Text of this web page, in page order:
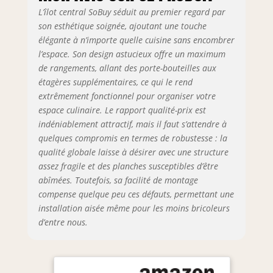
poussière.
L'étagère à
bouteilles peut
être retirée comme
un tiroir, ce qui
rend les bouteilles
beaucoup plus
faciles à atteindre.
Le plan de travail
offre beaucoup
d'espace pour
ranger et préparer
les repas. Ceci est
facile à nettoyer et
contribue à
l’aspect de haute
qualité. Le meuble
L’îlot central SoBuy séduit au premier regard par
son esthétique soignée, ajoutant une touche
élégante à n’importe quelle cuisine sans encombrer
l’espace. Son design astucieux offre un maximum
de rangements, allant des porte-bouteilles aux
étagères supplémentaires, ce qui le rend
extrêmement fonctionnel pour organiser votre
espace culinaire. Le rapport qualité-prix est
indéniablement attractif, mais il faut s’attendre à
quelques compromis en termes de robustesse : la
qualité globale laisse à désirer avec une structure
assez fragile et des planches susceptibles d’être
abîmées. Toutefois, sa facilité de montage
compense quelque peu ces défauts, permettant une
installation aisée même pour les moins bricoleurs
d’entre nous.